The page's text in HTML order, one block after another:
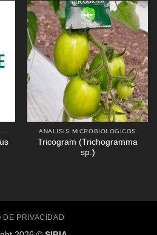
ANALISIS MICROBIOLOGICOS
Tricogram (Trichogramma
sp.)
DE PRIVACIDAD